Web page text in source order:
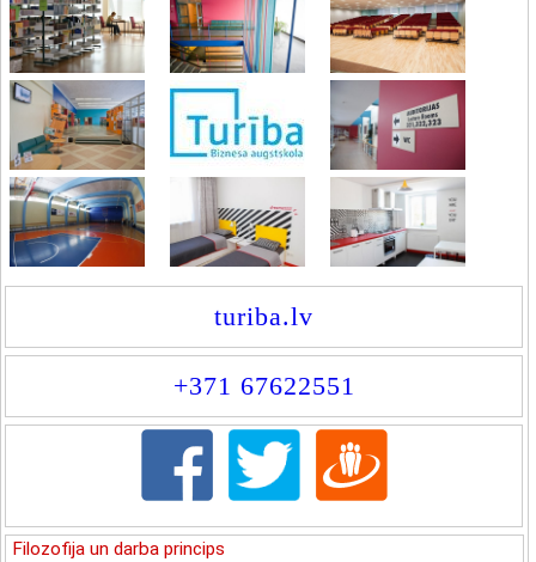
turiba.lv
+371 67622551
Filozofija un darba princips